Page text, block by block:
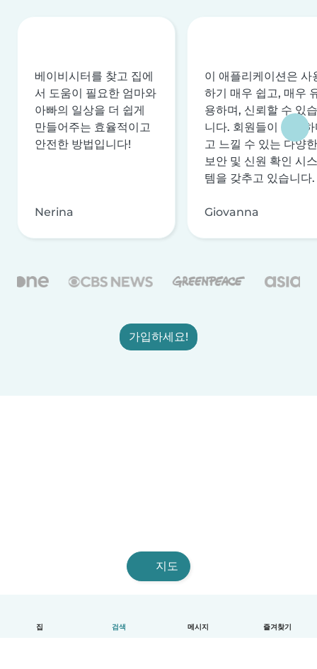
집 검색 메시지 즐겨찾기
베이비시터를 찾고 집에
서 도움이 필요한 엄마와
아빠의 일상을 더 쉽게
만들어주는 효율적이고
안전한 방법입니다!
Nerina
이 애플리케이션은 사
하기 매우 쉽고, 매우
용하며, 신뢰할 수 있습
니다. 회원들이 안전
고 느낄 수 있는 다양한
보안 및 신원 확인 시스
템을 갖추고 있습니다.
Giovanna
가입하세요!
지도